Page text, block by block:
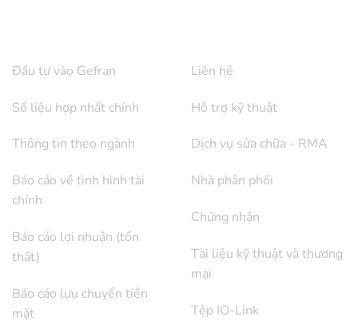
Đầu tư vào Gefran
Số liệu hợp nhất chính
Thông tin theo ngành
Báo cáo về tình hình tài
chính
Báo cáo lợi nhuận (tổn
thất)
Báo cáo lưu chuyển tiền
mặt
Liên hệ
Hỗ trợ kỹ thuật
Dịch vụ sửa chữa - RMA
Nhà phân phối
Chứng nhận
Tài liệu kỹ thuật và thương
mại
Tệp IO-Link